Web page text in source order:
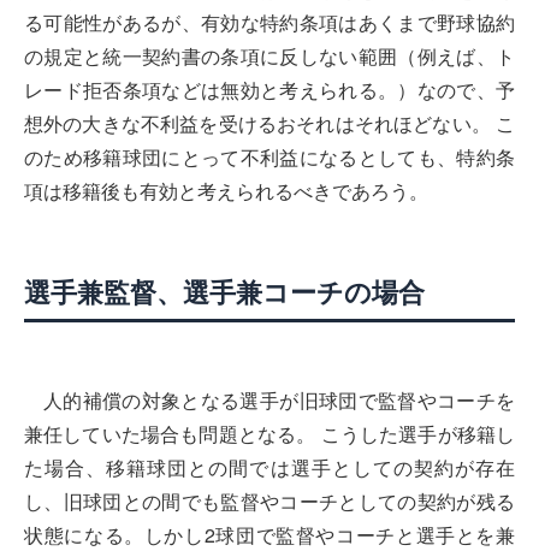
る可能性があるが、有効な特約条項はあくまで野球協約
の規定と統一契約書の条項に反しない範囲（例えば、ト
レード拒否条項などは無効と考えられる。）なので、予
想外の大きな不利益を受けるおそれはそれほどない。 こ
のため移籍球団にとって不利益になるとしても、特約条
項は移籍後も有効と考えられるべきであろう。
選手兼監督、選手兼コーチの場合
人的補償の対象となる選手が旧球団で監督やコーチを
兼任していた場合も問題となる。 こうした選手が移籍し
た場合、移籍球団との間では選手としての契約が存在
し、旧球団との間でも監督やコーチとしての契約が残る
状態になる。しかし2球団で監督やコーチと選手とを兼